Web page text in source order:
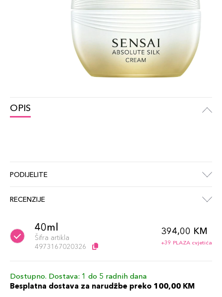
OPIS
PODIJELITE
RECENZIJE
40ml
Šifra artikla
4973167020326
394,00 KM
+39 PLAZA cvjetića
Dostupno. Dostava: 1 do 5 radnih dana
Besplatna dostava za narudžbe preko 100,00 KM